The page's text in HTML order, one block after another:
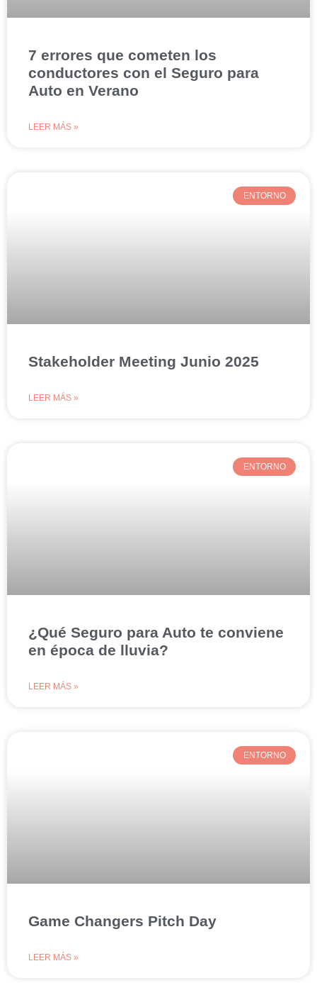
7 errores que cometen los
conductores con el Seguro para
Auto en Verano
LEER MÁS »
ENTORNO
Stakeholder Meeting Junio 2025
LEER MÁS »
ENTORNO
¿Qué Seguro para Auto te conviene
en época de lluvia?
LEER MÁS »
ENTORNO
Game Changers Pitch Day
LEER MÁS »